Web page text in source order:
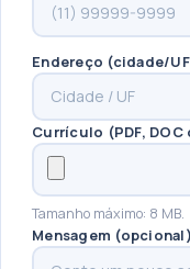
Endereço (cidade/
Currículo (PDF, DOC
Tamanho máximo: 8 MB.
Mensagem (opcional)